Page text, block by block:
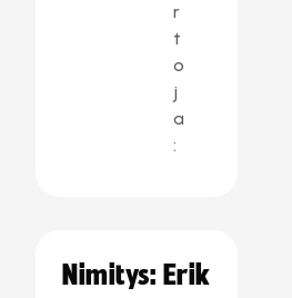
r
t
o
j
a
:
Nimitys: Erik